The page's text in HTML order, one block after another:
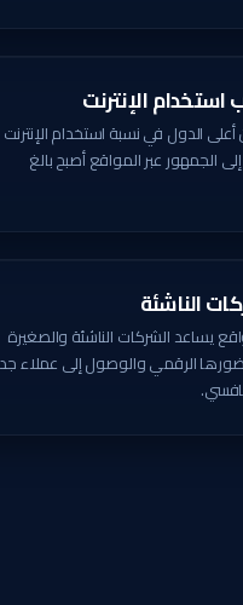
الإنترنت
الدول في نسبة استخدام الإنترنت
الجمهور عبر المواقع أصبح بالغ
الناشئة
يساعد الشركات الناشئة والصغيرة
الرقمي والوصول إلى عملاء جدد